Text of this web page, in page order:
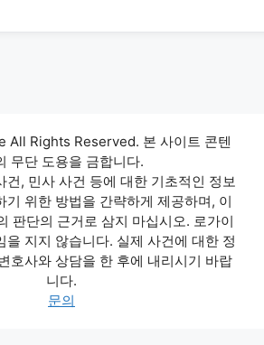
Rights Reserved. 본 사이트 콘텐
무단 도용을 금합니다.
건, 민사 사건 등에 대한 기초적인 정보
기 위한 방법을 간략하게 제공하며, 이
판단의 근거로 삼지 마십시오. 로가이
을 지지 않습니다. 실제 사건에 대한 정
호사와 상담을 한 후에 내리시기 바랍
니다.
문의